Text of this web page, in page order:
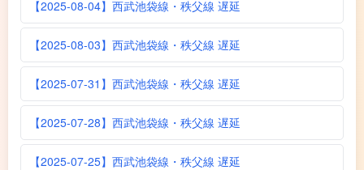
【2025-08-04】西武池袋線・秩父線 遅延
【2025-08-03】西武池袋線・秩父線 遅延
【2025-07-31】西武池袋線・秩父線 遅延
【2025-07-28】西武池袋線・秩父線 遅延
【2025-07-25】西武池袋線・秩父線 遅延